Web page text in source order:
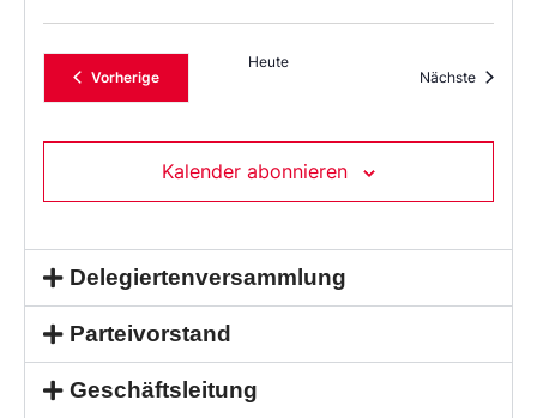
VorherigeVeranstaltungen
Heute
Nächste
Kalender abonnieren
Delegiertenversammlung
Parteivorstand
Geschäftsleitung